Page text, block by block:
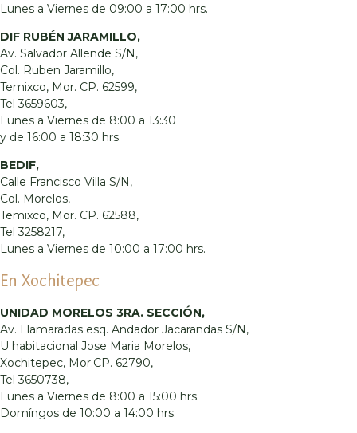
Lunes a Viernes de 09:00 a 17:00 hrs.
DIF RUBÉN JARAMILLO,
Av. Salvador Allende S/N,
Col. Ruben Jaramillo,
Temixco, Mor. CP. 62599,
Tel 3659603,
Lunes a Viernes de 8:00 a 13:30
y de 16:00 a 18:30 hrs.
BEDIF,
Calle Francisco Villa S/N,
Col. Morelos,
Temixco, Mor. CP. 62588,
Tel 3258217,
Lunes a Viernes de 10:00 a 17:00 hrs.
En Xochitepec
UNIDAD MORELOS 3RA. SECCIÓN,
Av. Llamaradas esq. Andador Jacarandas S/N,
U habitacional Jose Maria Morelos,
Xochitepec, Mor.CP. 62790,
Tel 3650738,
Lunes a Viernes de 8:00 a 15:00 hrs.
Domíngos de 10:00 a 14:00 hrs.